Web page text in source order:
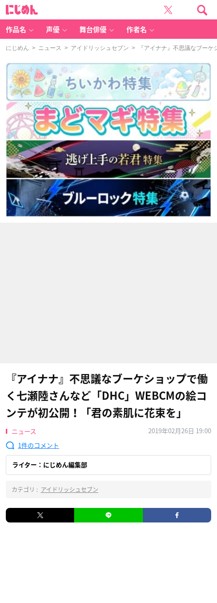
作品名 声優 舞台俳優 作者名
にじめん > ニュース > アイドリッシュセブン > 『アイナナ』不思議なブーケ
『アイナナ』不思議なブーケショップで働
く七瀬陸さんなど「DHC」WEBCMの絵コ
ンテが初公開！「君の素肌に花束を」
ニュース
2019年02月26日 19:00
1
ライター：にじめん編集部
カテゴリ : アイドリッシュセブン